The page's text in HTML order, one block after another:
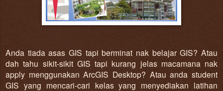
Anda tiada asas GIS tapi berminat nak belajar GIS? Atau
dah tahu sikit-sikit GIS tapi kurang jelas macamana nak
apply menggunakan ArcGIS Desktop? Atau anda student
GIS yang mencari-cari kelas yang menyediakan latihan